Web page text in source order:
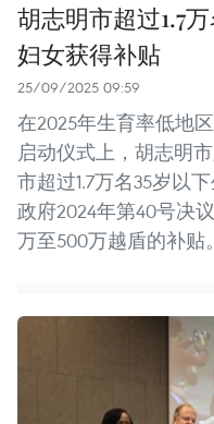
胡志明市超过1.7
妇女获得补贴
25/09/2025 09:59
在2025年生育率低地
启动仪式上，胡志明
市超过1.7万名35岁以
政府2024年第40号决
万至500万越盾的补贴。